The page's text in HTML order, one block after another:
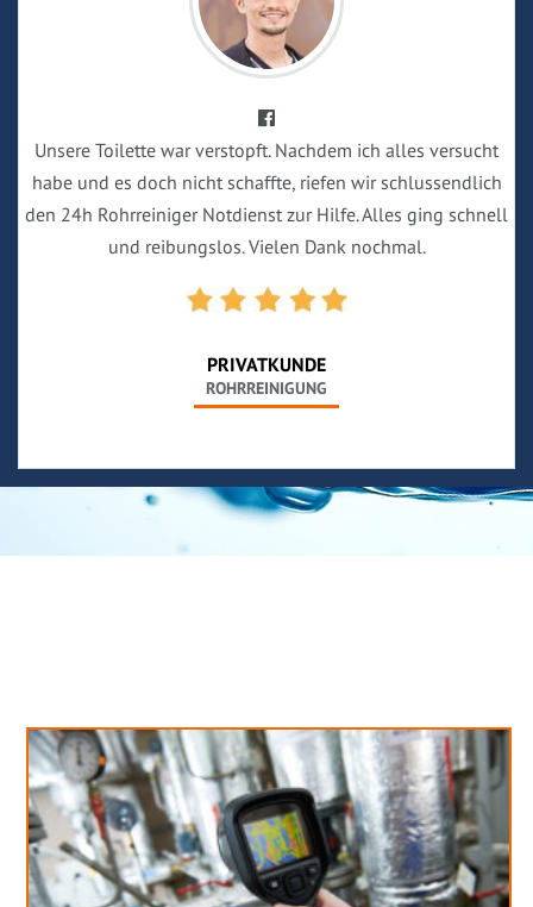
Unsere Toilette war verstopft. Nachdem ich alles versucht
habe und es doch nicht schaffte, riefen wir schlussendlich
den 24h Rohrreiniger Notdienst zur Hilfe. Alles ging schnell
und reibungslos. Vielen Dank nochmal.
PRIVATKUNDE
ROHRREINIGUNG